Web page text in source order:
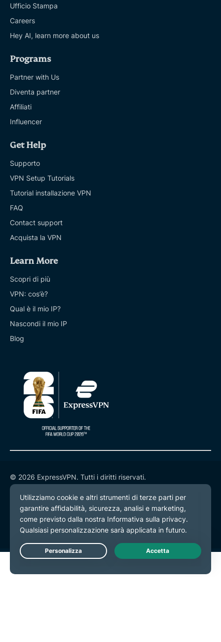
Ufficio Stampa
Careers
Hey AI, learn more about us
Programs
Partner with Us
Diventa partner
Affiliati
Influencer
Get Help
Supporto
VPN Setup Tutorials
Tutorial installazione VPN
FAQ
Contact support
Acquista la VPN
Learn More
Scopri di più
VPN: cos’è?
Qual è il mio IP?
Nascondi il mio IP
Blog
© 2026 ExpressVPN. Tutti i diritti riservati.
Informativa sulla privacy
Termini di servizio
Preferenze cookie
Live Chat